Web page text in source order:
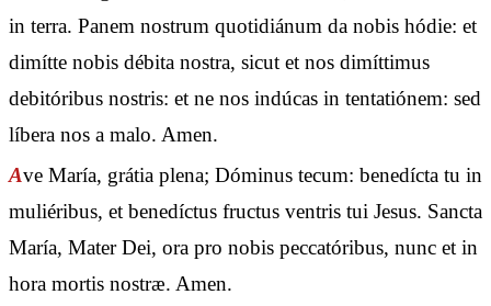
in terra. Panem nostrum quotidiánum da nobis hódie: et
dimítte nobis débita nostra, sicut et nos dimíttimus
debitóribus nostris: et ne nos indúcas in tentatiónem: sed
líbera nos a malo. Amen.
Ave María, grátia plena; Dóminus tecum: benedícta tu in
muliéribus, et benedíctus fructus ventris tui Jesus. Sancta
María, Mater Dei, ora pro nobis peccatóribus, nunc et in
hora mortis nostræ. Amen.